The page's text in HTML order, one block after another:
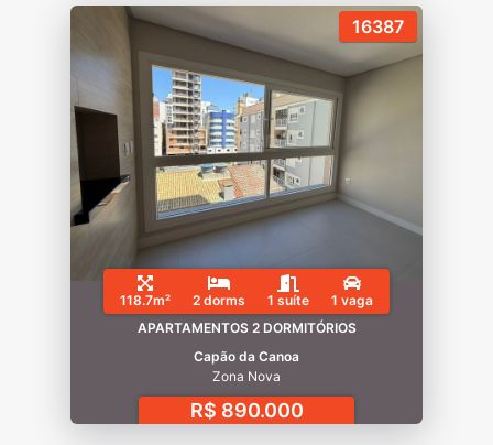
16387
118.7m² 2 dorms 1 suíte
1 vaga
APARTAMENTOS 2 DORMITÓRIOS
Capão da Canoa
Zona Nova
R$ 890.000